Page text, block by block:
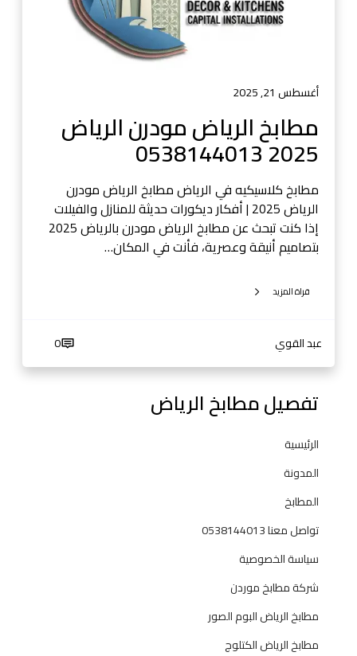
أغسطس 21, 2025
مطابخ الرياض مودرن الرياض
2025 0538144013
مطابخ كلاسيكيه في الرياض مطابخ الرياض مودرن
الرياض 2025 | أفكار ديكورات حديثة للمنازل والفيلات
إذا كنت تبحث عن مطابخ الرياض مودرن بالرياض 2025
بتصاميم أنيقة وعصرية، فأنت في المكان…
قراة المزيد
عبد القوي 0
تفصيل مطابخ الرياض
الرئيسية
المدونة
المطابخ
تواصل معنا 0538144013
سياسة الخصوصية
شركة مطابخ موردن
مطابخ الرياض البوم الصور
مطابخ الرياض الكتلوج